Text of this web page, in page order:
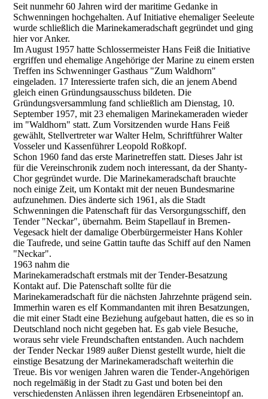
Seit nunmehr 60 Jahren wird der maritime Gedanke in
Schwenningen hochgehalten. Auf Initiative ehemaliger Seeleute
wurde schließlich die Marinekameradschaft gegründet und ging
hier vor Anker.
Im August 1957 hatte Schlossermeister Hans Feiß die Initiative
ergriffen und ehemalige Angehörige der Marine zu einem ersten
Treffen ins Schwenninger Gasthaus "Zum Waldhorn"
eingeladen. 17 Interessierte trafen sich, die an jenem Abend
gleich einen Gründungsausschuss bildeten. Die
Gründungsversammlung fand schließlich am Dienstag, 10.
September 1957, mit 23 ehemaligen Marinekameraden wieder
im "Waldhorn" statt. Zum Vorsitzenden wurde Hans Feiß
gewählt, Stellvertreter war Walter Helm, Schriftführer Walter
Vosseler und Kassenführer Leopold Roßkopf.
Schon 1960 fand das erste Marinetreffen statt. Dieses Jahr ist
für die Vereinschronik zudem noch interessant, da der Shanty-
Chor gegründet wurde. Die Marinekameradschaft brauchte
noch einige Zeit, um Kontakt mit der neuen Bundesmarine
aufzunehmen. Dies änderte sich 1961, als die Stadt
Schwenningen die Patenschaft für das Versorgungsschiff, den
Tender "Neckar", übernahm. Beim Stapellauf in Bremen-
Vegesack hielt der damalige Oberbürgermeister Hans Kohler
die Taufrede, und seine Gattin taufte das Schiff auf den Namen
"Neckar".
1963 nahm die
Marinekameradschaft erstmals mit der Tender-Besatzung
Kontakt auf. Die Patenschaft sollte für die
Marinekameradschaft für die nächsten Jahrzehnte prägend sein.
Immerhin waren es elf Kommandanten mit ihren Besatzungen,
die mit einer Stadt eine Beziehung aufgebaut hatten, die es so in
Deutschland noch nicht gegeben hat. Es gab viele Besuche,
woraus sehr viele Freundschaften entstanden. Auch nachdem
der Tender Neckar 1989 außer Dienst gestellt wurde, hielt die
einstige Besatzung der Marinekameradschaft weiterhin die
Treue. Bis vor wenigen Jahren waren die Tender-Angehörigen
noch regelmäßig in der Stadt zu Gast und boten bei den
verschiedensten Anlässen ihren legendären Erbseneintopf an.